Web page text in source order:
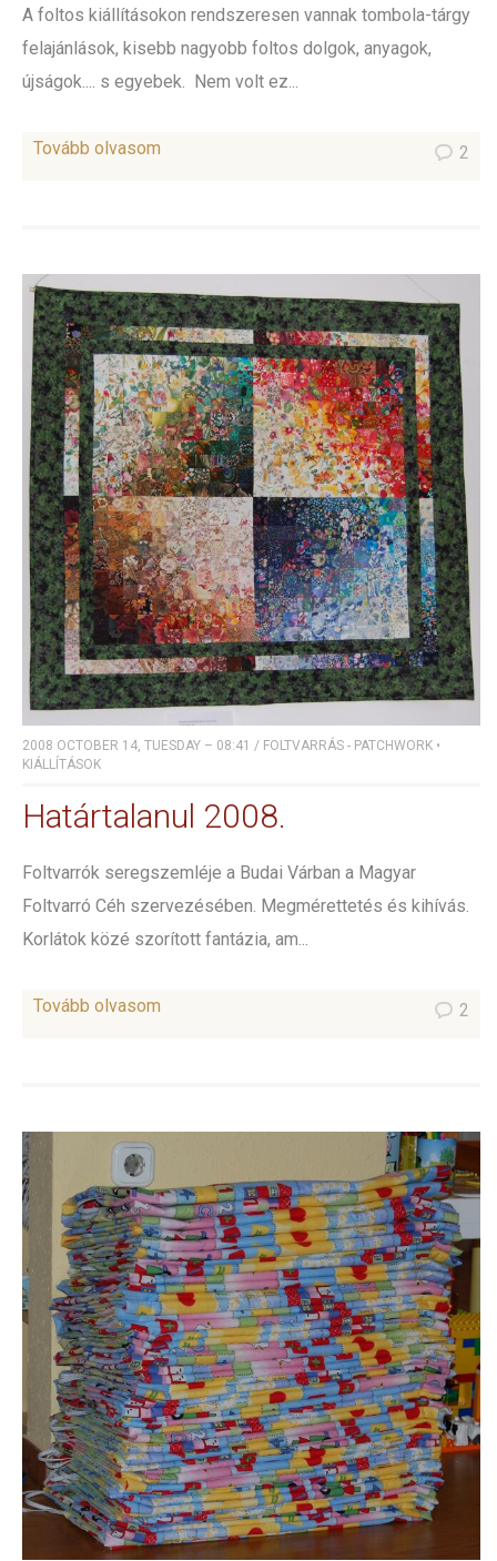
A foltos kiállításokon rendszeresen vannak tombola-tárgy
felajánlások, kisebb nagyobb foltos dolgok, anyagok,
újságok.... s egyebek. Nem volt ez...
Tovább olvasom 2
2008 OCTOBER 14, TUESDAY – 08:41 / FOLTVARRÁS - PATCHWORK •
KIÁLLÍTÁSOK
Határtalanul 2008.
Foltvarrók seregszemléje a Budai Várban a Magyar
Foltvarró Céh szervezésében. Megmérettetés és kihívás.
Korlátok közé szorított fantázia, am...
Tovább olvasom 2